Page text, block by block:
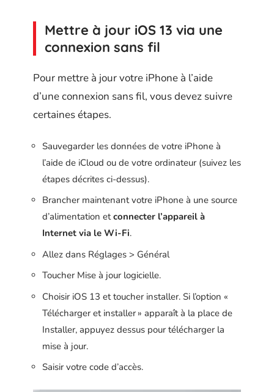
Mettre à jour iOS 13 via une
connexion sans fil
Pour mettre à jour votre iPhone à l’aide
d’une connexion sans fil, vous devez suivre
certaines étapes.
Sauvegarder les données de votre iPhone à
l’aide de iCloud ou de votre ordinateur (suivez les
étapes décrites ci-dessus).
Brancher maintenant votre iPhone à une source
d’alimentation etconnecter l’appareil à
Internet via le Wi-Fi.
Allez dans Réglages > Général
Toucher Mise à jour logicielle.
Choisir iOS 13 et toucher installer. Si l’option «
Télécharger et installer » apparaît à la place de
Installer, appuyez dessus pour télécharger la
mise à jour.
Saisir votre code d’accès.